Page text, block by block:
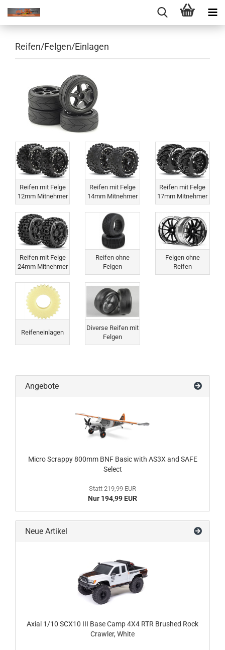
Reifen/Felgen/Einlagen
Reifen mit Felge
12mm Mitnehmer
Reifen mit Felge
14mm Mitnehmer
Reifen mit Felge
17mm Mitnehmer
Reifen mit Felge
24mm Mitnehmer
Reifen ohne
Felgen
Felgen ohne
Reifen
Reifeneinlagen
Diverse Reifen mit
Felgen
Angebote
Micro Scrappy 800mm BNF Basic with AS3X and SAFE
Select
Statt 219,99 EUR
Nur 194,99 EUR
Neue Artikel
Axial 1/10 SCX10 III Base Camp 4X4 RTR Brushed Rock
Crawler, White